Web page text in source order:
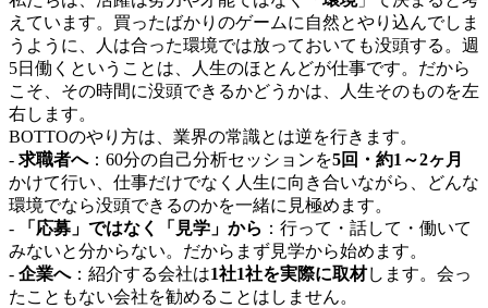
えています。買ったばかりのゲームに自然とやり込んでしま
うように、人は合った環境では放っておいても没頭する。週
5日働くということは、人生のほとんどが仕事です。だから
こそ、その時間に没頭できるかどうかは、人生そのものを左
右します。
BOTTOのやり方は、業界の常識とは逆を行きます。
- 求職者へ：60分の自己分析セッションを5回・約1～2ヶ月
かけて行い、仕事だけでなく人生に向き合いながら、どんな
環境でなら没頭できるのかを一緒に見極めます。
-
「応募」ではなく「見学」から ：行って・話して・働いて
みないと分からない。だからまず見学から始めます。
- 企業へ：紹介する会社は1社1社を実際に取材します。会っ
たこともない会社を勧めることはしません。